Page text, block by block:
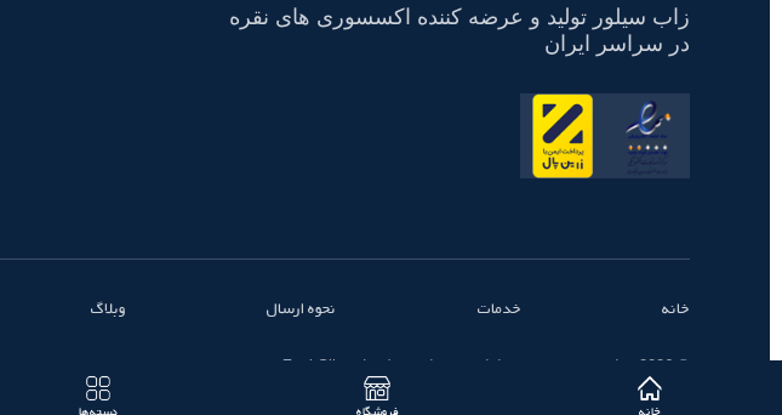
زاب سیلور تولید و عرضه کننده اکسسوری های نقره
در سراسر ایران
خانه خدمات نحوه ارسال وبلاگ
© 2026 تمامی حقوق محفوظ است - زاب سیلور | ZaabSilver